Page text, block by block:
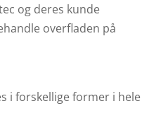
og deres kunde
overfladen på
i forskellige former i hele